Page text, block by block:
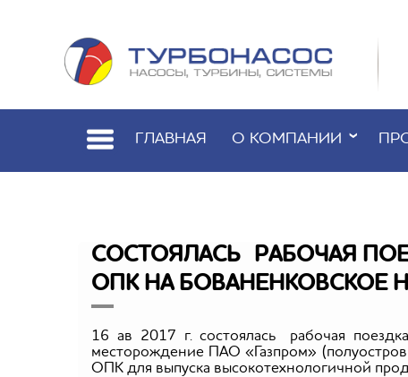
ГЛАВНАЯ О КОМПАНИИ
CОСТОЯЛАСЬ РАБОЧАЯ
ОПК НА БОВАНЕНКОВСКОЕ
16 ав 2017 г. состоялась рабочая
месторождение ПАО «Газпром»
ОПК для выпуска высокотехнологичной